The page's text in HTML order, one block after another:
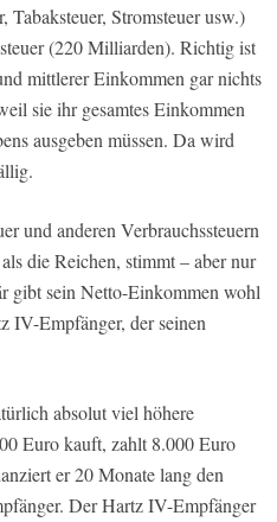
Tabaksteuer, Stromsteuer usw.)
(220 Milliarden). Richtig ist
mittlerer Einkommen gar nichts
sie ihr gesamtes Einkommen
ausgeben müssen. Da wird
und anderen Verbrauchssteuern
die Reichen, stimmt – aber nur
gibt sein Netto-Einkommen wohl
IV-Empfänger, der seinen
absolut viel höhere
Euro kauft, zahlt 8.000 Euro
er 20 Monate lang den
Der Hartz IV-Empfänger